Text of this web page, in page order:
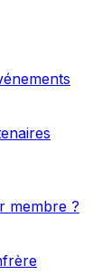
membre ?